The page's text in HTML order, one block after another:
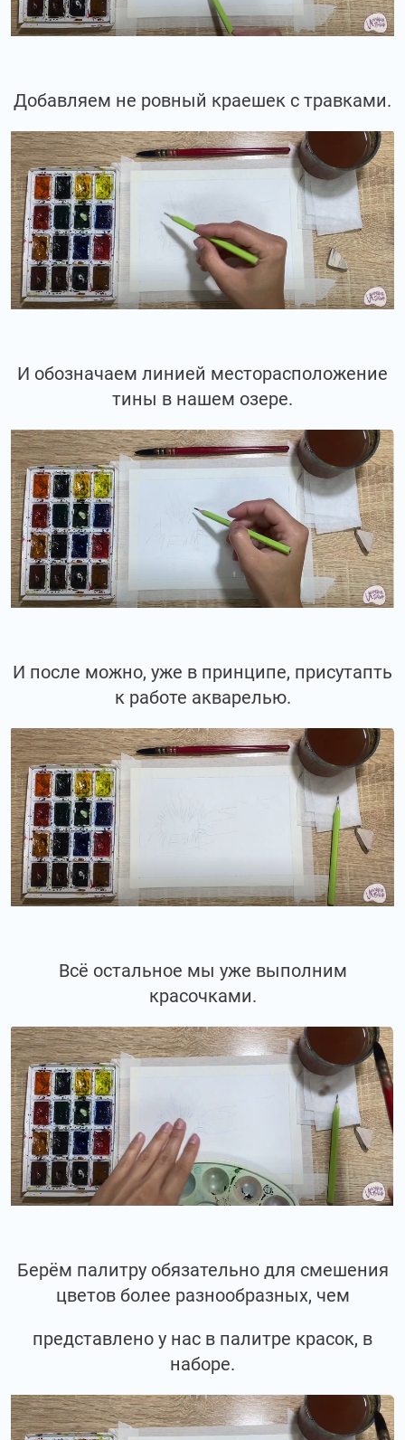
Добавляем не ровный краешек с травками.
И обозначаем линией месторасположение
тины в нашем озере.
И после можно, уже в принципе, присутапть
к работе акварелью.
Всё остальное мы уже выполним
красочками.
Берём палитру обязательно для смешения
цветов более разнообразных, чем
представлено у нас в палитре красок, в
наборе.